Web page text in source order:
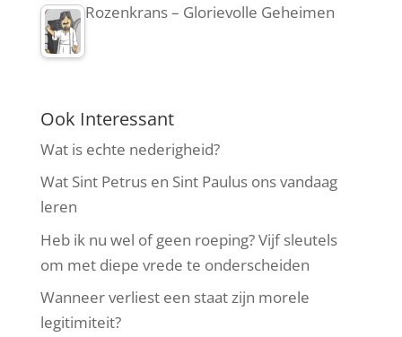
Rozenkrans – Glorievolle Geheimen
Ook Interessant
Wat is echte nederigheid?
Wat Sint Petrus en Sint Paulus ons vandaag
leren
Heb ik nu wel of geen roeping? Vijf sleutels
om met diepe vrede te onderscheiden
Wanneer verliest een staat zijn morele
legitimiteit?